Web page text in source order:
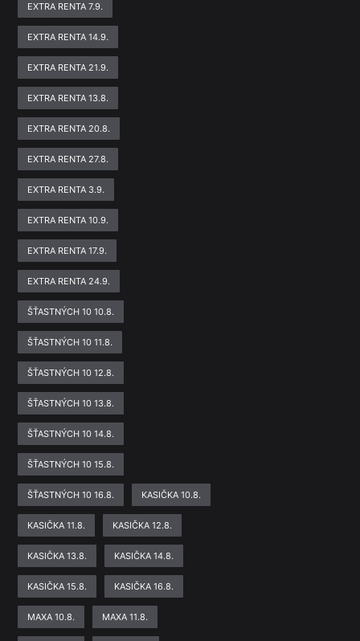
EXTRA RENTA 7.9.
EXTRA RENTA 14.9.
EXTRA RENTA 21.9.
EXTRA RENTA 13.8.
EXTRA RENTA 20.8.
EXTRA RENTA 27.8.
EXTRA RENTA 3.9.
EXTRA RENTA 10.9.
EXTRA RENTA 17.9.
EXTRA RENTA 24.9.
ŠŤASTNÝCH 10 10.8.
ŠŤASTNÝCH 10 11.8.
ŠŤASTNÝCH 10 12.8.
ŠŤASTNÝCH 10 13.8.
ŠŤASTNÝCH 10 14.8.
ŠŤASTNÝCH 10 15.8.
ŠŤASTNÝCH 10 16.8. KASIČKA 10.8.
KASIČKA 11.8. KASIČKA 12.8.
KASIČKA 13.8. KASIČKA 14.8.
KASIČKA 15.8. KASIČKA 16.8.
MAXA 10.8. MAXA 11.8.